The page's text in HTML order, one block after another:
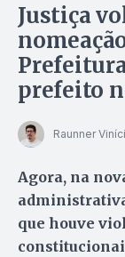
Justiça
prefeito
Raunner
Agora, na
que houve